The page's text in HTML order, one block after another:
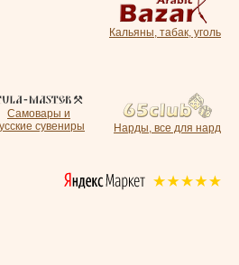
Кальяны, табак, уголь
Самовары и
сувениры
Нарды, все для нард